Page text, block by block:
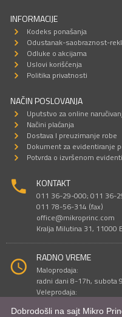
INFORMACIJE
Kodeks ponašanja
Odustanak-saobraznost-
Odluke o akcijama
Uslovi korišćenja
Politika privatnosti
NAČIN POSLOVANJA
Uputstvo za online
Načini plaćanja
Dostava I preuzimanje robe
Dokument za evidentiranje
Potvrda o izvršenom
KONTAKT
011 36-29-000; 011 36-
011 78-56-314 (fax)
office@mikroprinc.com
Kralja Milutina 31, 11000
RADNO VREME
Maloprodaja:
radni dani 8-17h, subota
Veleprodaja:
Dobrodošli na sajt Mikro